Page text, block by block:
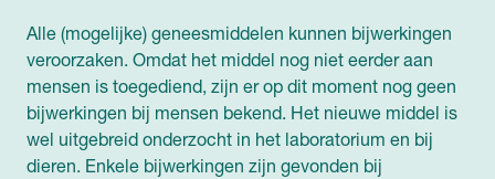
Alle (mogelijke) geneesmiddelen kunnen bijwerkingen
veroorzaken. Omdat het middel nog niet eerder aan
mensen is toegediend, zijn er op dit moment nog geen
bijwerkingen bij mensen bekend. Het nieuwe middel is
wel uitgebreid onderzocht in het laboratorium en bij
dieren. Enkele bijwerkingen zijn gevonden bij